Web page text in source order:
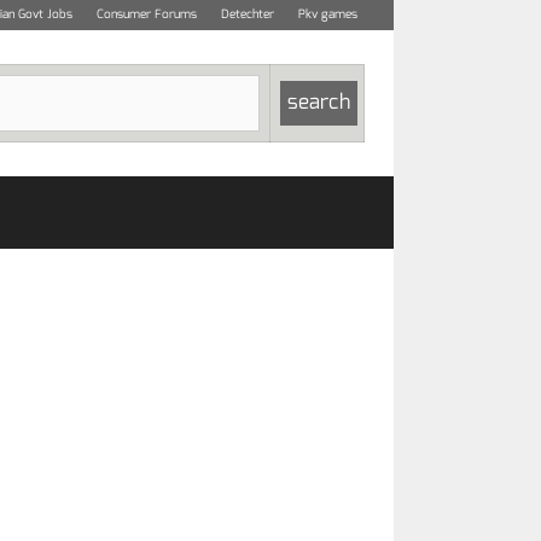
Govt Jobs Consumer Forums Detechter Pkv games